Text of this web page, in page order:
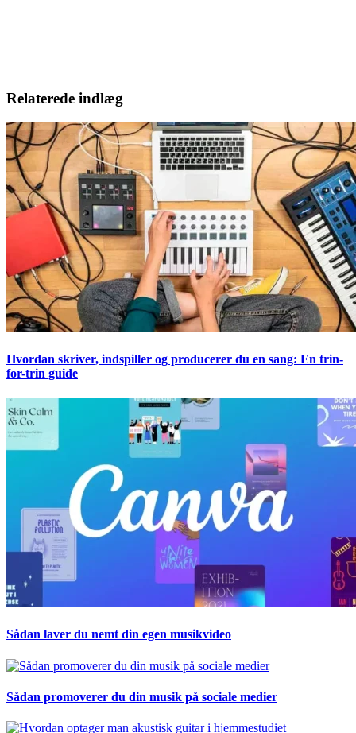
Relaterede indlæg
Hvordan skriver, indspiller og producerer du en sang: En trin-
for-trin guide
Sådan laver du nemt din egen musikvideo
Sådan promoverer du din musik på sociale medier